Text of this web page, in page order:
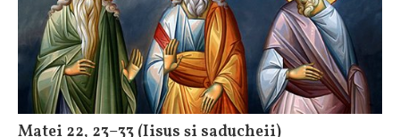
Matei 22, 23–33 (Iisus și saducheii)